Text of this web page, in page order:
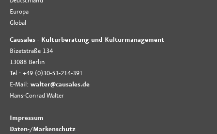
Europa
Global
Causales - Kulturberatung und Kulturmanagement
Bizetstraße 134
13088 Berlin
Tel.: +49 (0)30-53-214-391
E-Mail: walter@causales.de
Hans-Conrad Walter
Impressum
Daten-/Markenschutz